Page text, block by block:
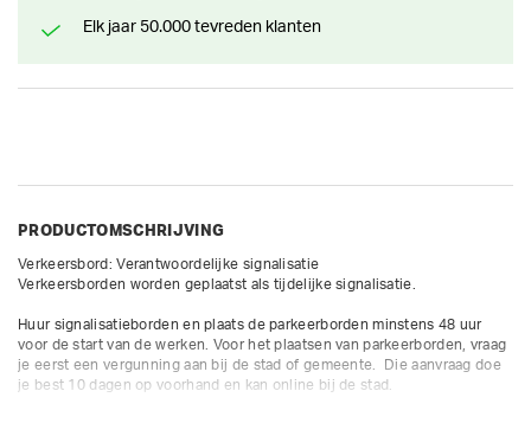
Elk jaar 50.000 tevreden klanten
PRODUCTOMSCHRIJVING
Verkeersbord: Verantwoordelijke signalisatie
Verkeersborden worden geplaatst als tijdelijke signalisatie.
Huur signalisatieborden en plaats de parkeerborden minstens 48 uur
voor de start van de werken. Voor het plaatsen van parkeerborden, vraag
je eerst een vergunning aan bij de stad of gemeente.  Die aanvraag doe
je best 10 dagen op voorhand en kan online bij de stad.